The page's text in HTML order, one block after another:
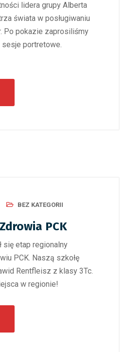
lidera grupy Alberta
świata w posługiwaniu
Po pokazie zaprosiliśmy
portretowe.
BEZ KATEGORII
PCK
się etap regionalny
PCK. Naszą szkołę
Rentfleisz z klasy 3Tc.
w regionie!